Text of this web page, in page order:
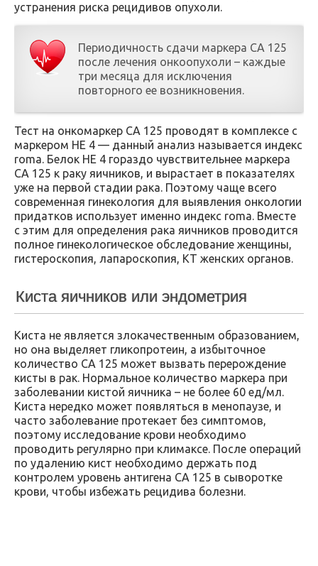
устранения риска рецидивов опухоли.
Периодичность сдачи маркера СА 125
после лечения онкоопухоли – каждые
три месяца для исключения
повторного ее возникновения.
Тест на онкомаркер СА 125 проводят в комплексе с
маркером НЕ 4 — данный анализ называется индекс
roma. Белок НЕ 4 гораздо чувствительнее маркера
СА 125 к раку яичников, и вырастает в показателях
уже на первой стадии рака. Поэтому чаще всего
современная гинекология для выявления онкологии
придатков использует именно индекс roma. Вместе
с этим для определения рака яичников проводится
полное гинекологическое обследование женщины,
гистероскопия, лапароскопия, КТ женских органов.
Киста яичников или эндометрия
Киста не является злокачественным образованием,
но она выделяет гликопротеин, а избыточное
количество СА 125 может вызвать перерождение
кисты в рак. Нормальное количество маркера при
заболевании кистой яичника – не более 60 ед/мл.
Киста нередко может появляться в менопаузе, и
часто заболевание протекает без симптомов,
поэтому исследование крови необходимо
проводить регулярно при климаксе. После операций
по удалению кист необходимо держать под
контролем уровень антигена СА 125 в сыворотке
крови, чтобы избежать рецидива болезни.